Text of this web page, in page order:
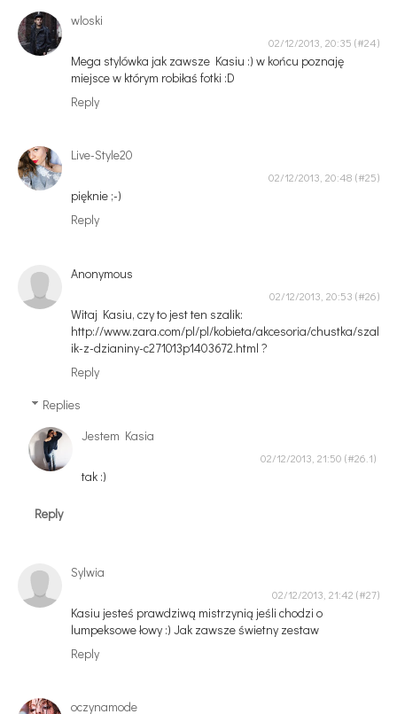
wloski
02/12/2013, 20:35
Mega stylówka jak zawsze Kasiu :) w końcu poznaję
miejsce w którym robiłaś fotki :D
Reply
Live-Style20
02/12/2013, 20:48
pięknie ;-)
Reply
Anonymous
02/12/2013, 20:53
Witaj Kasiu, czy to jest ten szalik:
http://www.zara.com/pl/pl/kobieta/akcesoria/chustka/szal
ik-z-dzianiny-c271013p1403672.html ?
Reply
Replies
Jestem Kasia
02/12/2013, 21:50
tak :)
Reply
Sylwia
02/12/2013, 21:42
Kasiu jesteś prawdziwą mistrzynią jeśli chodzi o
lumpeksowe łowy :) Jak zawsze świetny zestaw
Reply
oczynamode